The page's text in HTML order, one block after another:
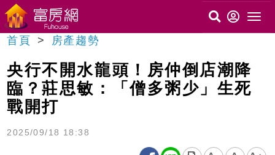
首頁 房產趨勢
央行不開水龍頭！房仲倒店潮降
臨？莊思敏：「僧多粥少」生死
戰開打
2025/09/18 18:38